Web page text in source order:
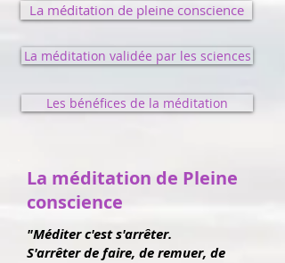
La méditation de pleine conscience
La méditation validée par les sciences
Les bénéfices de la méditation
La méditation de Pleine
conscience
"Méditer c'est s'arrêter.
S'arrêter de faire, de remuer, de